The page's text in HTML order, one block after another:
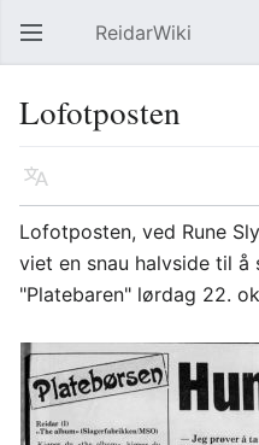
Åpne hovedmenyen ReidarWiki
Lofotposten
Språk
Lofotposten, ved Rune
viet en snau halvside til å
"Platebaren" lørdag 22.